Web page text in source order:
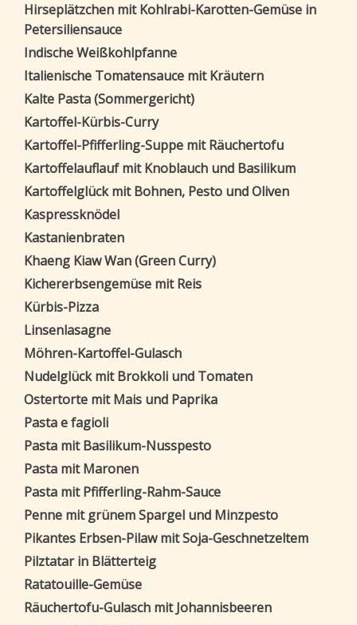
Hirseplätzchen mit Kohlrabi-Karotten-Gemüse in
Petersiliensauce
Indische Weißkohlpfanne
Italienische Tomatensauce mit Kräutern
Kalte Pasta (Sommergericht)
Kartoffel-Kürbis-Curry
Kartoffel-Pfifferling-Suppe mit Räuchertofu
Kartoffelauflauf mit Knoblauch und Basilikum
Kartoffelglück mit Bohnen, Pesto und Oliven
Kaspressknödel
Kastanienbraten
Khaeng Kiaw Wan (Green Curry)
Kichererbsengemüse mit Reis
Kürbis-Pizza
Linsenlasagne
Möhren-Kartoffel-Gulasch
Nudelglück mit Brokkoli und Tomaten
Ostertorte mit Mais und Paprika
Pasta e fagioli
Pasta mit Basilikum-Nusspesto
Pasta mit Maronen
Pasta mit Pfifferling-Rahm-Sauce
Penne mit grünem Spargel und Minzpesto
Pikantes Erbsen-Pilaw mit Soja-Geschnetzeltem
Pilztatar in Blätterteig
Ratatouille-Gemüse
Räuchertofu-Gulasch mit Johannisbeeren